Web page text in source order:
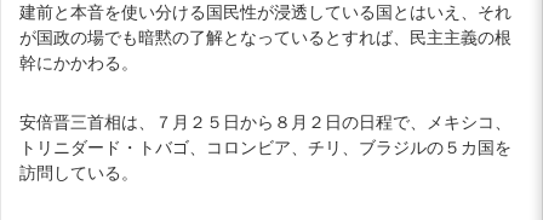
建前と本音を使い分ける国民性が浸透している国とはいえ、それ
が国政の場でも暗黙の了解となっているとすれば、民主主義の根
幹にかかわる。
安倍晋三首相は、７月２５日から８月２日の日程で、メキシコ、
トリニダード・トバゴ、コロンビア、チリ、ブラジルの５カ国を
訪問している。